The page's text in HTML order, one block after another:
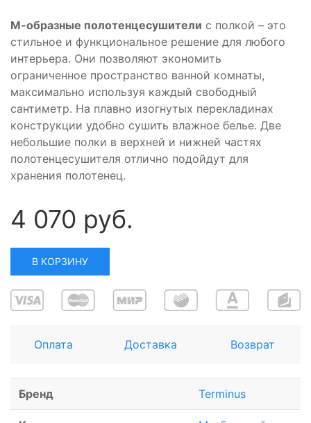
М-образные полотенцесушители с полкой – это
стильное и функциональное решение для любого
интерьера. Они позволяют экономить
ограниченное пространство ванной комнаты,
максимально используя каждый свободный
сантиметр. На плавно изогнутых перекладинах
конструкции удобно сушить влажное белье. Две
небольшие полки в верхней и нижней частях
полотенцесушителя отлично подойдут для
хранения полотенец.
4 070 руб.
В КОРЗИНУ
Оплата Доставка Возврат
Бренд Terminus